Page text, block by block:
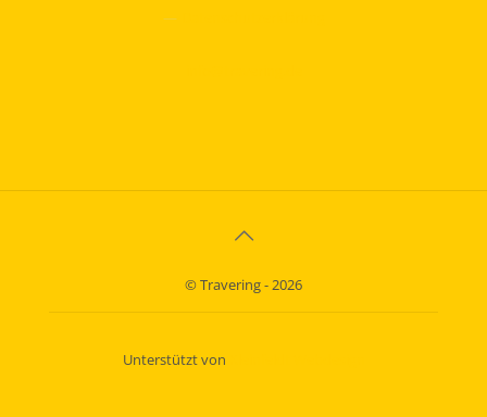
—
© Travering - 2026
Unterstützt von